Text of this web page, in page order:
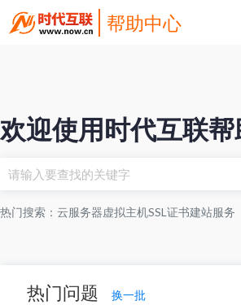
帮助中心
欢迎使用时代互联
热门搜索： 云服务器虚拟主机SSL证书建站服务
热门问题 换一批